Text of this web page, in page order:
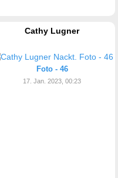
Cathy Lugner
Foto - 46
17. Jan. 2023, 00:23